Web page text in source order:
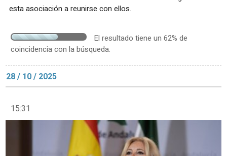
esta asociación a reunirse con ellos.
El resultado tiene un 62% de
coincidencia con la búsqueda.
28 / 10 / 2025
15:31